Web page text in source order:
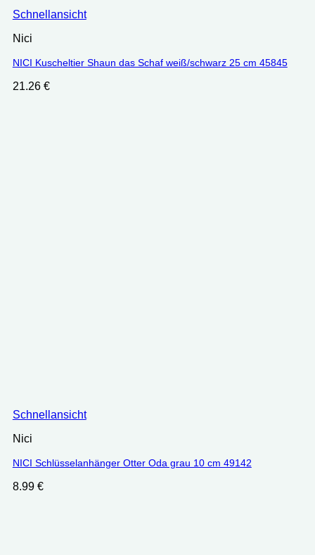
Schnellansicht
Nici
NICI Kuscheltier Shaun das Schaf weiß/schwarz 25 cm 45845
21.26 €
Schnellansicht
Nici
NICI Schlüsselanhänger Otter Oda grau 10 cm 49142
8.99 €